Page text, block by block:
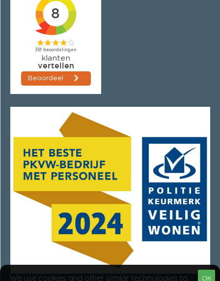
OK
We use cookies and other similar technologies to